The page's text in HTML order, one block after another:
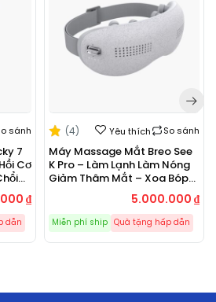
sánh
7
Cơ
₫
dẫn
(4) Yêu thích So sánh
Máy Massage Mắt Breo See
K Pro – Làm Lạnh Làm Nóng
Giảm Thâm Mắt – Xoa Bóp
5.000.000 ₫
Miễn phí ship Quà tặng hấp dẫn